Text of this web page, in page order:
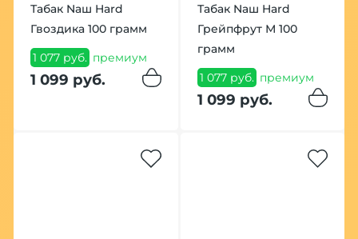
Табак Nаш Hard
Гвоздика 100 грамм
1 077 руб. премиум
1 099 руб.
Табак Nаш Hard
Грейпфрут М 100
грамм
1 077 руб. премиум
1 099 руб.